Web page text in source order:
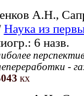
А.Н.,
Наука из
6 назв.
-
кх